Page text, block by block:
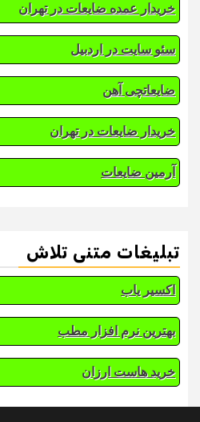
خریدار عمده ضایعات در تهران
سئو سایت در اردبیل
ضایعاتچی آهن
خریدار ضایعات در تهران
آرمین ضایعات
تبلیغات متنی تلاش
اکسیر یاب
بهترین نرم افزار مطب
خرید هاست ارزان